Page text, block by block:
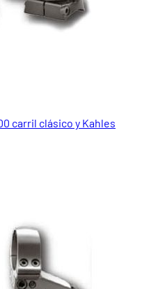
carril clásico y Kahles